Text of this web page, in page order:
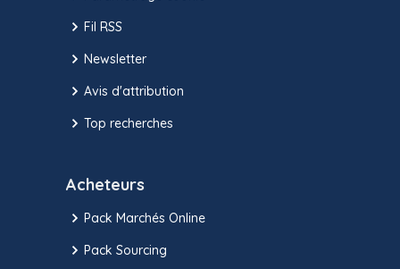
Fil RSS
Newsletter
Avis d'attribution
Top recherches
Acheteurs
Pack Marchés Online
Pack Sourcing